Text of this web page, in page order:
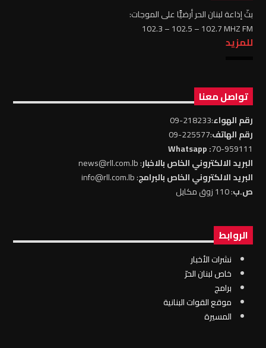
بثّ إذاعة لبنان الحر أرضيًّا على الموجات:
102.3 – 102.5 – 102.7 MHZ FM
للمزيد
تواصل معنا
رقم الهواء:218233-09
رقم الهاتف:225577-09
70-959111
: Whatsapp
البريد الالكتروني الخاص بالاخبار: news@rll.com.lb
البريد الالكتروني الخاص بالبرامج: info@rll.com.lb
ص.ب: 110 زوق مكايل
الروابط
نشرات الأخبار
خاص لبنان الحرّ
برامج
موقع القوات البنانية
المسيرة